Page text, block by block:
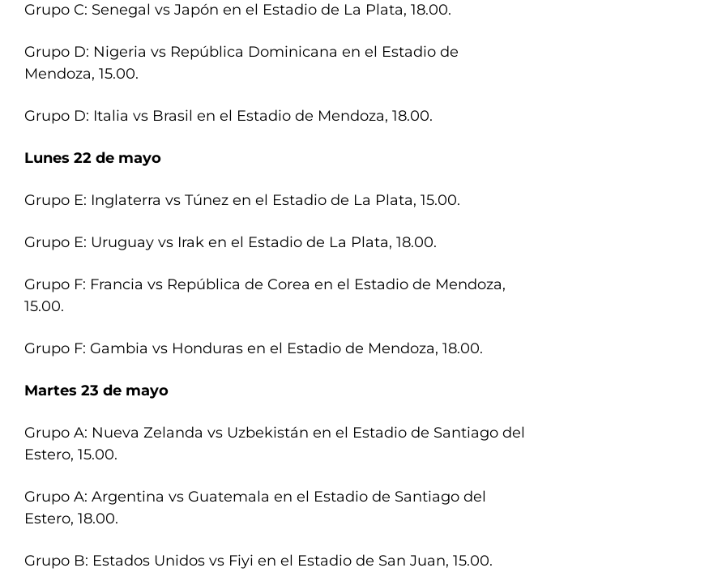
Grupo C: Senegal vs Japón en el Estadio de La Plata, 18.00.
Grupo D: Nigeria vs República Dominicana en el Estadio de
Mendoza, 15.00.
Grupo D: Italia vs Brasil en el Estadio de Mendoza, 18.00.
Lunes 22 de mayo
Grupo E: Inglaterra vs Túnez en el Estadio de La Plata, 15.00.
Grupo E: Uruguay vs Irak en el Estadio de La Plata, 18.00.
Grupo F: Francia vs República de Corea en el Estadio de Mendoza,
15.00.
Grupo F: Gambia vs Honduras en el Estadio de Mendoza, 18.00.
Martes 23 de mayo
Grupo A: Nueva Zelanda vs Uzbekistán en el Estadio de Santiago del
Estero, 15.00.
Grupo A: Argentina vs Guatemala en el Estadio de Santiago del
Estero, 18.00.
Grupo B: Estados Unidos vs Fiyi en el Estadio de San Juan, 15.00.